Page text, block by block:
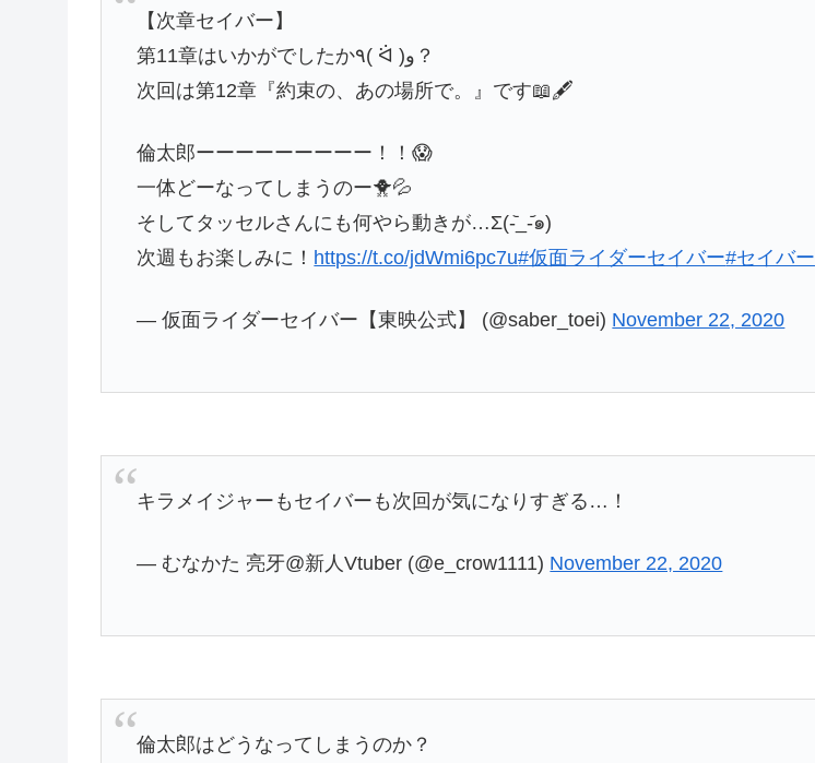
【次章セイバー】
第11章はいかがでしたか٩( ᐛ )و？
次回は第12章『約束の、あの場所で。』です📖🖋
倫太郎ーーーーーーーーー！！😱
一体どーなってしまうのー🐥💦
そしてタッセルさんにも何やら動きが…Σ(-᷅_-᷄๑)
次週もお楽しみに！ https://t.co/jdWmi6pc7u#仮面ライダーセイバー#セイバー
— 仮面ライダーセイバー【東映公式】 (@saber_toei) November 22, 2020
キラメイジャーもセイバーも次回が気になりすぎる…！
— むなかた 亮牙@新人Vtuber (@e_crow1111) November 22, 2020
倫太郎はどうなってしまうのか？